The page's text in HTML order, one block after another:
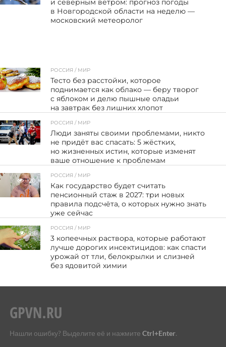
и северным ветром: прогноз погоды
в Новгородской области на неделю —
московский метеоролог
74
РОССИЯ / МИР
Тесто без расстойки, которое
поднимается как облако — беру творог
с яблоком и делю пышные оладьи
на завтрак без лишних хлопот
42
РОССИЯ / МИР
Люди заняты своими проблемами, никто
не придёт вас спасать: 5 жёстких,
но жизненных истин, которые изменят
ваше отношение к проблемам
120
РОССИЯ / МИР
Как государство будет считать
пенсионный стаж в 2027: три новых
правила подсчёта, о которых нужно знать
уже сейчас
98
РОССИЯ / МИР
3 копеечных раствора, которые работают
лучше дорогих инсектицидов: как спасти
урожай от тли, белокрылки и слизней
без ядовитой химии
Нашли ошибку? Выделите её и нажмите Ctrl+Enter.